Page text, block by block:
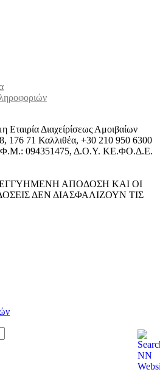
Διαχείρίσεως Αμοιβαίων
176 71 Καλλιθέα, +30 210 950 6300
094351475, Δ.Ο.Υ. ΚΕ.ΦΟ.Δ.Ε.
ΑΠΟΔΟΣΗ ΚΑΙ ΟΙ
ΔΕΝ ΔΙΑΣΦΑΛΙΖΟΥΝ ΤΙΣ